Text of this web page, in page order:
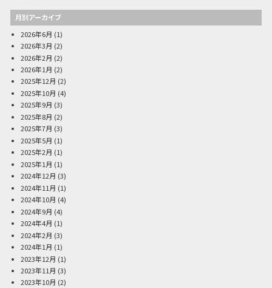
月別アーカイブ
2026年6月 (1)
2026年3月 (2)
2026年2月 (2)
2026年1月 (2)
2025年12月 (2)
2025年10月 (4)
2025年9月 (3)
2025年8月 (2)
2025年7月 (3)
2025年5月 (1)
2025年2月 (1)
2025年1月 (1)
2024年12月 (3)
2024年11月 (1)
2024年10月 (4)
2024年9月 (4)
2024年4月 (1)
2024年2月 (3)
2024年1月 (1)
2023年12月 (1)
2023年11月 (3)
2023年10月 (2)